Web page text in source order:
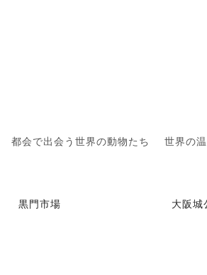
都会で出会う世界の動物たち 世界の
黒門市場 大阪城